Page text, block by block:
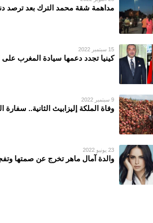
مداهمة شقة محمد الترك بعد ترصد
15 سبتمبر 2022
كينيا تجدد دعمها سيادة المغرب
9 سبتمبر 2022
وفاة الملكة إليزابيث الثانية.. سفارة
23 يونيو 2022
والدة آمال ماهر تخرج عن صمتها